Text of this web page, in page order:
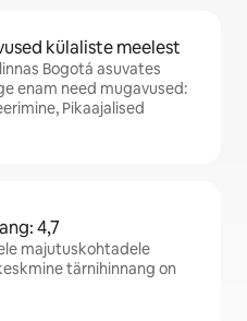
külaliste meelest
Bogotá asuvates
enam need mugavused:
Pikaajalised
4,7
majutuskohtadele
tärnihinnang on